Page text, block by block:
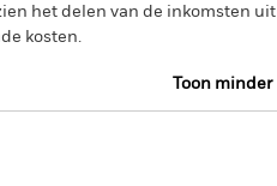
het delen van de inkomsten uit
kosten.
Toon minder